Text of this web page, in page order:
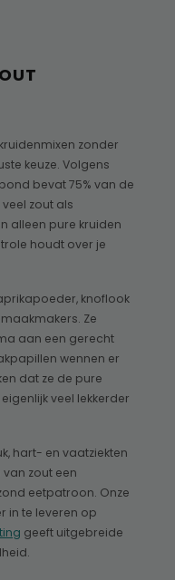
zonder
keuze. Volgens
bevat 75% van de
zout als
alleen pure kruiden
houdt over je
knoflook
Ze
aan een gerecht
wennen er
dat ze de pure
veel lekkerder
hart- en vaatziekten
zout een
eetpatroon. Onze
in te leveren op
geeft uitgebreide